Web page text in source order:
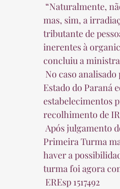
mas, sim, a
tributante de
inerentes à
concluiu a
Estado do Paraná
estabelecimentos
recolhimento de
Primeira Turma
haver a
turma foi agora
EREsp 1517492